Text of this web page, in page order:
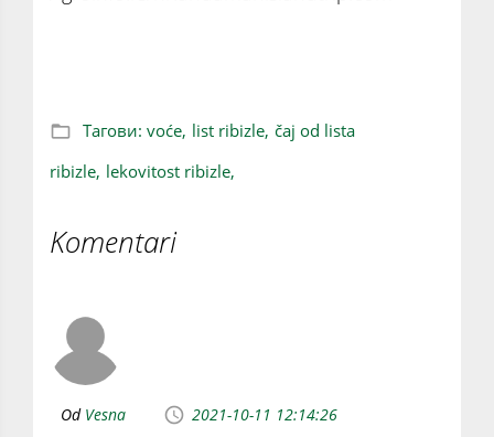
Тагови: voće, list ribizle, čaj od lista
ribizle, lekovitost ribizle,
Komentari
Od Vesna 2021-10-11 12:14:26